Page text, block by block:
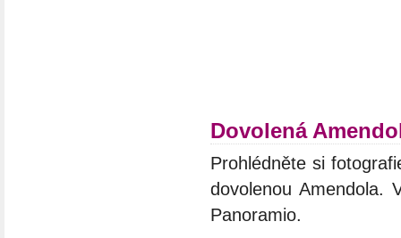
Dovolená
Prohlédněte si
dovolenou Amendola.
Panoramio.